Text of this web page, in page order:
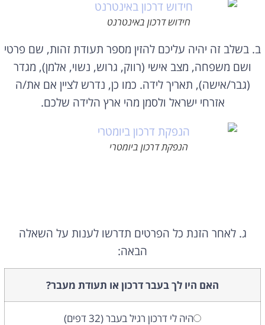
חידוש דרכון באינטרנט
ב. בשלב זה יהיה עליכם להזין מספר תעודת זהות, שם פרטי
ושם משפחה, מצב אישי (רווק, גרוש, נשוי, אלמן), מגדר
(גבר/אישה), תאריך לידה. כמו כן, נדרש לציין אם את/ה
אזרחי ישראל ולסמן מהי ארץ הלידה שלכם.
הנפקת דרכון ביומטרי
ג. לאחר הזנת כל הפרטים תדרשו לענות על השאלה
הבאה:
האם היו לך בעבר דרכון או תעודת מעבר?
היה לי דרכון רגיל בעבר (32 דפים)